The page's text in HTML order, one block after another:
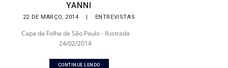
YANNI
22 DE MARÇO, 2014 | ENTREVISTAS
Capa da Folha de São Paulo - Ilustrada
24/02/2014
CONTINUE LENDO